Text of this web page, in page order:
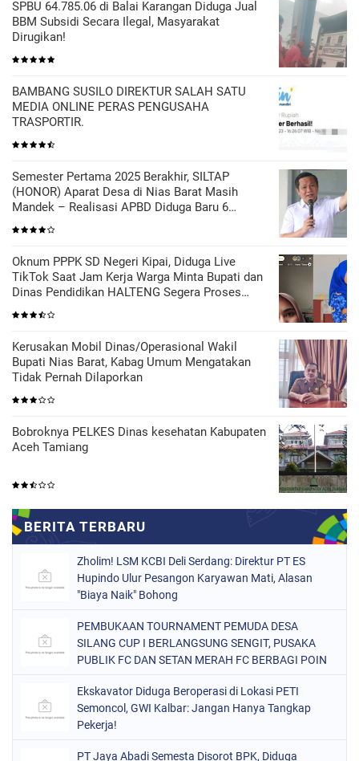
SPBU 64.785.06 di Balai Karangan Diduga Jual
BBM Subsidi Secara Ilegal, Masyarakat
Dirugikan!
BAMBANG SUSILO DIREKTUR SALAH SATU
MEDIA ONLINE PERAS PENGUSAHA
TRASPORTIR.
Semester Pertama 2025 Berakhir, SILTAP
(HONOR) Aparat Desa di Nias Barat Masih
Mandek – Realisasi APBD Diduga Baru 6
Persen
Oknum PPPK SD Negeri Kipai, Diduga Live
TikTok Saat Jam Kerja Warga Minta Bupati dan
Dinas Pendidikan HALTENG Segera Proses
Sesuai Hukum
Kerusakan Mobil Dinas/Operasional Wakil
Bupati Nias Barat, Kabag Umum Mengatakan
Tidak Pernah Dilaporkan
Bobroknya PELKES Dinas kesehatan Kabupaten
Aceh Tamiang
Zholim! LSM KCBI Deli Serdang: Direktur PT ES
Hupindo Ulur Pesangon Karyawan Mati, Alasan
"Biaya Naik" Bohong
PEMBUKAAN TOURNAMENT PEMUDA DESA
SILANG CUP I BERLANGSUNG SENGIT, PUSAKA
PUBLIK FC DAN SETAN MERAH FC BERBAGI POIN
Ekskavator Diduga Beroperasi di Lokasi PETI
Semoncol, GWI Kalbar: Jangan Hanya Tangkap
Pekerja!
PT Jaya Abadi Semesta Disorot BPK, Diduga